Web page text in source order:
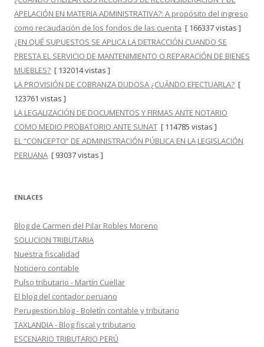
APELACIÓN EN MATERIA ADMINISTRATIVA?: A propósito del ingreso
como recaudación de los fondos de las cuenta [ 166337 vistas ]
¿EN QUÉ SUPUESTOS SE APLICA LA DETRACCIÓN CUANDO SE
PRESTA EL SERVICIO DE MANTENIMIENTO O REPARACIÓN DE BIENES
MUEBLES? [ 132014 vistas ]
LA PROVISIÓN DE COBRANZA DUDOSA ¿CUÁNDO EFECTUARLA? [
123761 vistas ]
LA LEGALIZACIÓN DE DOCUMENTOS Y FIRMAS ANTE NOTARIO
COMO MEDIO PROBATORIO ANTE SUNAT [ 114785 vistas ]
EL “CONCEPTO” DE ADMINISTRACIÓN PÚBLICA EN LA LEGISLACIÓN
PERUANA [ 93037 vistas ]
ENLACES
Blog de Carmen del Pilar Robles Moreno
SOLUCION TRIBUTARIA
Nuestra fiscalidad
Noticiero contable
Pulso tributario - Martín Cuellar
El blog del contador peruano
Perugestion.blog - Boletín contable y tributario
TAXLANDIA - Blog fiscal y tributario
ESCENARIO TRIBUTARIO PERÚ